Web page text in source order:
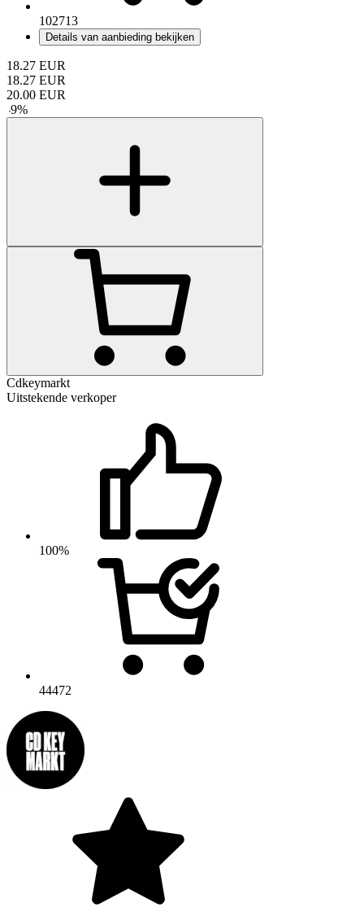
102713
Details van aanbieding bekijken
18.27 EUR
18.27 EUR
20.00 EUR
-9%
Cdkeymarkt
Uitstekende verkoper
100%
44472